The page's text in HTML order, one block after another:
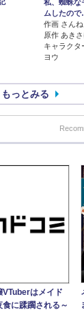
私、蜘蛛な
ムしたの
作画 さんね
原作 あきさ
キャラク
ヨウ
もっとみる
VTuberはメイド
食に蹂躙される～